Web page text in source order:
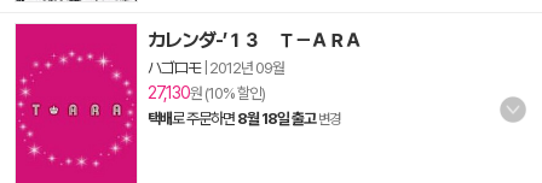
カレンダ-’１３ Ｔ－ＡＲＡ
ハゴロモ| 2012년 09월
27,130원 (10% 할인)
택배로 주문하면 8월 18일 출고 변경